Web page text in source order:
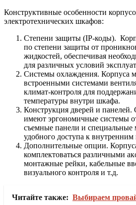
Конструктивные особенности
электротехнических шкафов:
Степени защиты (IP-коды).
по степени защиты от
жидкостей, обеспечивая
для различных условий
Системы охлаждения. Корпуса
встроенными системами
климат-контроля для
температуры внутри шкафа.
Конструкция дверей и панелей.
имеют эргономичные системы
съемные панели и специальные
удобного доступа к
Дополнительные опции.
комплектоваться различными
монтажные рейки, кабельные
визуального контроля и т.д.
Читайте также: Выбираем